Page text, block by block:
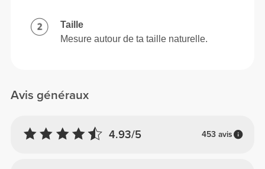
Avis généraux
4.93/5 453 avis
Taille
Mesure autour de ta taille naturelle.